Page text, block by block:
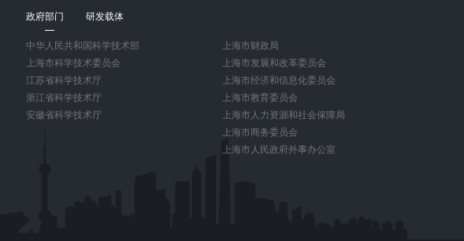
政府部门 研发载体
中华人民共和国科学技术部
上海市科学技术委员会
江苏省科学技术厅
浙江省科学技术厅
安徽省科学技术厅
上海市财政局
上海市发展和改革委员会
上海市经济和信息化委员会
上海市教育委员会
上海市人力资源和社会保障局
上海市商务委员会
上海市人民政府外事办公室